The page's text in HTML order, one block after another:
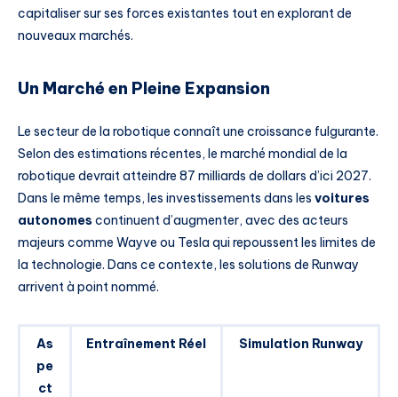
capitaliser sur ses forces existantes tout en explorant de
nouveaux marchés.
Un Marché en Pleine Expansion
Le secteur de la robotique connaît une croissance fulgurante.
Selon des estimations récentes, le marché mondial de la
robotique devrait atteindre 87 milliards de dollars d’ici 2027.
Dans le même temps, les investissements dans les voitures
autonomes continuent d’augmenter, avec des acteurs
majeurs comme Wayve ou Tesla qui repoussent les limites de
la technologie. Dans ce contexte, les solutions de Runway
arrivent à point nommé.
As
pe
ct
Entraînement Réel Simulation Runway